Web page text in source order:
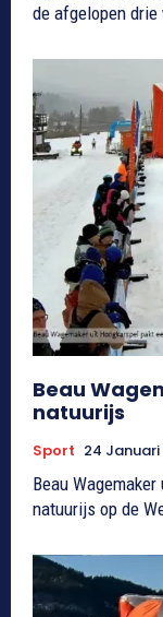
de afgelopen
Beau
natuurijs
Sport 24
Beau
natuurijs op de